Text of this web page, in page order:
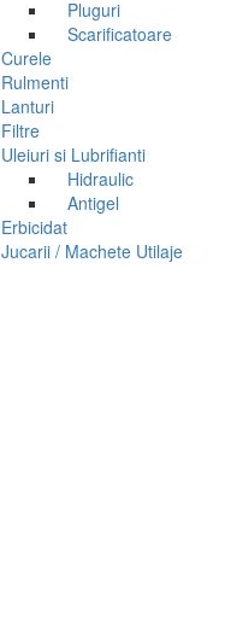
Pluguri
Scarificatoare
Curele
Rulmenti
Lanturi
Filtre
Uleiuri si Lubrifianti
Hidraulic
Antigel
Erbicidat
Jucarii / Machete Utilaje